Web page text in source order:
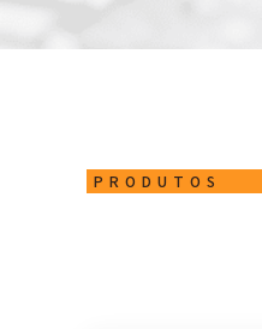
PRODUTOS